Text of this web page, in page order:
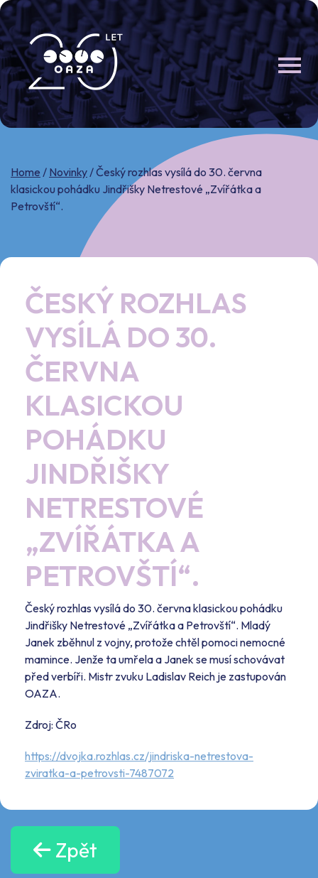
Skip
to
content
Home / Novinky/Český rozhlas vysílá do 30. června
klasickou pohádku Jindřišky Netrestové „Zvířátka a
Petrovští“.
ČESKÝ ROZHLAS
VYSÍLÁ DO 30.
ČERVNA
KLASICKOU
POHÁDKU
JINDŘIŠKY
NETRESTOVÉ
„ZVÍŘÁTKA A
PETROVŠTÍ“.
Český rozhlas vysílá do 30. června klasickou pohádku
Jindřišky Netrestové „Zvířátka a Petrovští“. Mladý
Janek zběhnul z vojny, protože chtěl pomoci nemocné
mamince. Jenže ta umřela a Janek se musí schovávat
před verbíři. Mistr zvuku Ladislav Reich je zastupován
OAZA.
Zdroj: ČRo
https://dvojka.rozhlas.cz/jindriska-netrestova-
zviratka-a-petrovsti-7487072
Zpět